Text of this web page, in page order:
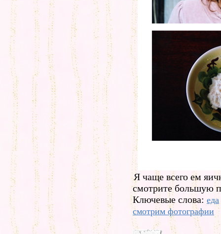
Я чаще всего ем
смотрите большую
Ключевые слова: еда
смотрим фотографии